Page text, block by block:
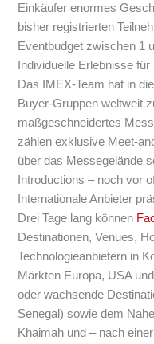
Einkäufer enormes
bisher registrierten
Eventbudget zwischen 1
Individuelle Erlebnisse
Das IMEX-Team hat in
Buyer-Gruppen weltweit
maßgeschneidertes
zählen exklusive Meet-
über das Messegelände
Introductions – noch vor
Internationale Anbieter
Drei Tage lang können
Destinationen, Venues,
Technologieanbietern in
Märkten Europa, USA
oder wachsende
Senegal) sowie dem
Khaimah und – nach